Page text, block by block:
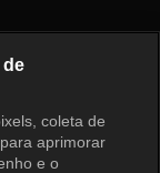
de
coleta de
aprimorar
e o